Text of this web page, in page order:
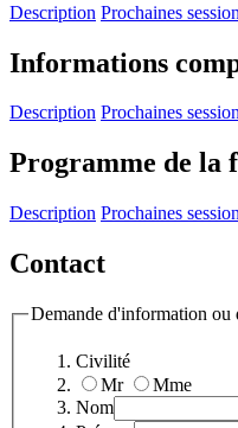
Description Prochaines
Informations
Description Prochaines
Programme de la
Description Prochaines
Contact
Demande d'information ou
Civilité
Mr
Mme
Nom